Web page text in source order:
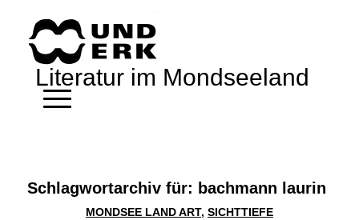
Literatur im Mondseeland
Schlagwortarchiv für: bachmann laurin
MONDSEE LAND ART, SICHTTIEFE